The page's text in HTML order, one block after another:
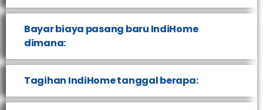
Bayar biaya pasang baru IndiHome
dimana:
Tagihan IndiHome tanggal berapa: